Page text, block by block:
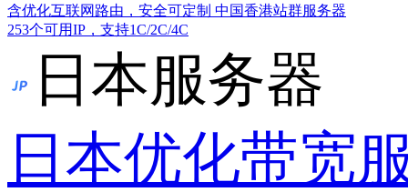
含优化互联网路由，安全可定制 中国香港站群服务器
253个可用IP，支持1C/2C/4C
日本服务器
日本优化带宽